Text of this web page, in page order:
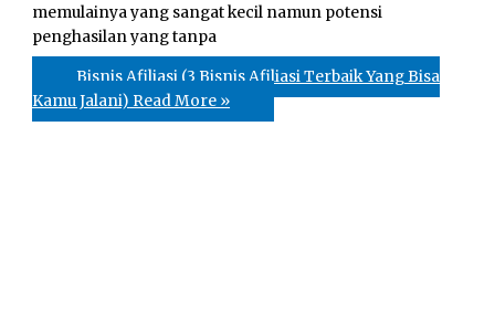
memulainya yang sangat kecil namun potensi
penghasilan yang tanpa
Bisnis Afiliasi (3 Bisnis Afiliasi Terbaik Yang Bisa
Kamu Jalani) Read More »